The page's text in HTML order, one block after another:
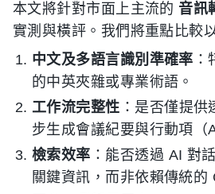
本文將針對市面上主流的 音訊
實測與橫評。我們將重點比較
中文及多語言識別準確率
的中英夾雜或專業術語。
工作流完整性 ：是否僅提
步生成會議紀要與行動項（
檢索效率 ：能否透過 AI 對
關鍵資訊，而非依賴傳統的